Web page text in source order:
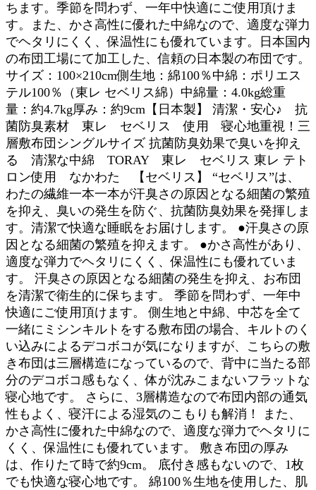
ちます。季節を問わず、一年中快適にご使用頂けま
す。また、かさ高性に優れた中綿なので、適度な弾力
でヘタリにくく、保温性にも優れています。日本国内
の布団工場にて加工した、信頼の日本製の布団です。
サイズ：100×210cm側生地：綿100％中綿：ポリエス
テル100％（東レ セベリス綿）中綿量：4.0kg総重
量：約4.7kg厚み：約9cm【日本製】 清潔・安心♪ 抗
菌防臭素材 東レ セベリス 使用 寝心地重視！三
層敷布団シングルサイズ 抗菌防臭効果で臭いを抑え
る 清潔な中綿 TORAY 東レ セベリス 東レ テト
ロン使用 なかわた 【セベリス】 “セベリス”は、
わたの繊維一本一本が汗臭さの原因となる細菌の繁殖
を抑え、臭いの発生を防ぐ、抗菌防臭効果を発揮しま
す。清潔で快適な睡眠をお届けします。 ●汗臭さの原
因となる細菌の繁殖を抑えます。 ●かさ高性があり、
適度な弾力でヘタリにくく、保温性にも優れていま
す。 汗臭さの原因となる細菌の発生を抑え、お布団
を清潔で衛生的に保ちます。 季節を問わず、一年中
快適にご使用頂けます。 側生地と中綿、中芯を全て
一緒にミシンキルトをする敷布団の場合、キルトのく
い込みによるデコボコが気になりますが、こちらの敷
き布団は三層構造になっているので、背中に当たる部
分のデコボコ感もなく、体が沈みこまないフラットな
寝心地です。 さらに、3層構造なので布団内部の通気
性もよく、寝汗による湿気のこもりも解消！ また、
かさ高性に優れた中綿なので、適度な弾力でヘタリに
くく、保温性にも優れています。 敷き布団の厚み
は、作りたて時で約9cm。 底付き感もないので、1枚
でも快適な寝心地です。 綿100％生地を使用した、肌